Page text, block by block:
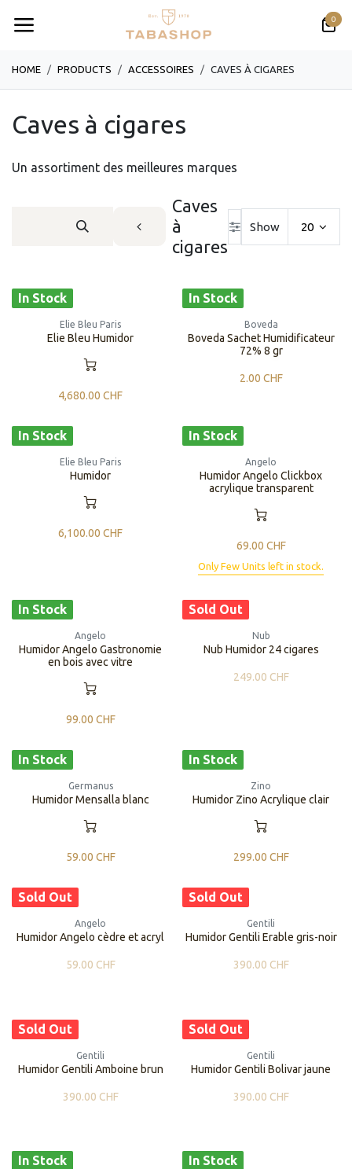
0
HOME PRODUCTS ACCESSOIRES CAVES À CIGARES
Caves à cigares
Un assortiment des meilleures marques
Caves
à
cigares
Show 20
In Stock
Elie Bleu Paris
Elie Bleu Humidor
4,680.00 CHF
In Stock
Boveda
Boveda Sachet Humidificateur
72% 8 gr
2.00 CHF
In Stock
Elie Bleu Paris
Humidor
6,100.00 CHF
In Stock
Angelo
Humidor Angelo Clickbox
acrylique transparent
69.00 CHF
Only Few Units left in stock.
In Stock
Angelo
Humidor Angelo Gastronomie
en bois avec vitre
99.00 CHF
Sold Out
Nub
Nub Humidor 24 cigares
249.00 CHF
In Stock
Germanus
Humidor Mensalla blanc
59.00 CHF
In Stock
Zino
Humidor Zino Acrylique clair
299.00 CHF
Sold Out
Angelo
Humidor Angelo cèdre et acryl
59.00 CHF
Sold Out
Gentili
​​Humidor Gentili Erable gris-noir
390.00 CHF
Sold Out
Gentili
​​Humidor Gentili Amboine brun
390.00 CHF
Sold Out
Gentili
​​Humidor Gentili Bolivar jaune
390.00 CHF
In Stock In Stock